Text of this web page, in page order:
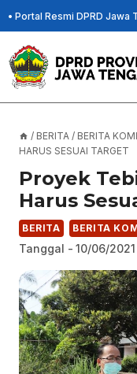
Skip
to
content
• Portal Resmi DPRD Jawa
/ BERITA / BERITA
HARUS SESUAI TARGET
Proyek
Harus
BERITA BERITA
Tanggal - 10/06/2021